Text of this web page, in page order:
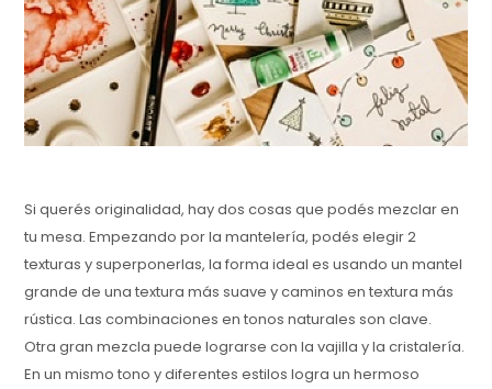
Si querés originalidad, hay dos cosas que podés mezclar en
tu mesa. Empezando por la mantelería, podés elegir 2
texturas y superponerlas, la forma ideal es usando un mantel
grande de una textura más suave y caminos en textura más
rústica. Las combinaciones en tonos naturales son clave.
Otra gran mezcla puede lograrse con la vajilla y la cristalería.
En un mismo tono y diferentes estilos logra un hermoso